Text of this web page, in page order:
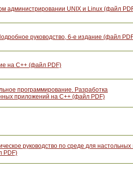
администрировании UNIX и Linux (файл
руководство, 6-е издание (файл
на C++ (файл PDF)
программирование. Разработка
приложений на С++ (файл PDF)
руководство по среде для
PDF)